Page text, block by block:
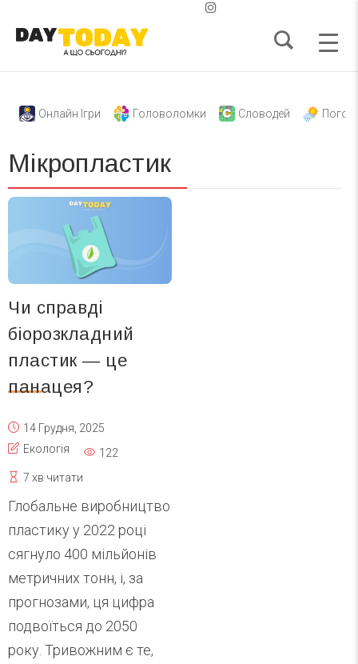
Онлайн Ігри Головоломки Словодей
Мікропластик
Чи справді
біорозкладний
пластик — це
панацея?
14 Грудня, 2025
Екологія
122
7 хв читати
Глобальне виробництво
пластику у 2022 році
сягнуло 400 мільйонів
метричних тонн, і, за
прогнозами, ця цифра
подвоїться до 2050
року. Тривожним є те,